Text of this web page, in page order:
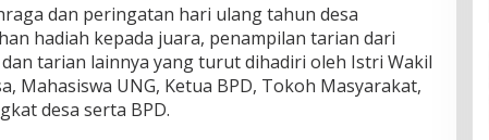
dan peringatan hari ulang tahun desa
hadiah kepada juara, penampilan tarian dari
tarian lainnya yang turut dihadiri oleh Istri Wakil
Mahasiswa UNG, Ketua BPD, Tokoh Masyarakat,
desa serta BPD.